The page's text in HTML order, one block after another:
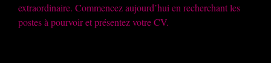
extraordinaire. Commencez aujourd’hui en recherchant les
postes à pourvoir et présentez votre CV.